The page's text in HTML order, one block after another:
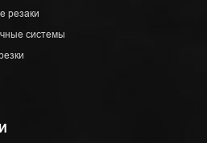
резаки
системы